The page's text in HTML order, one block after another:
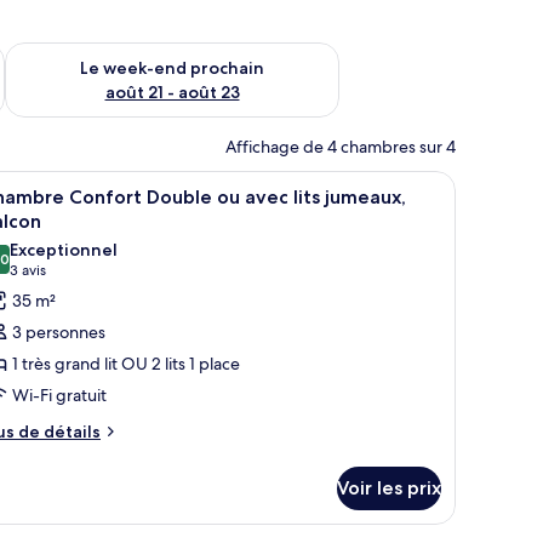
août 14 - août 16
Le week-end prochain
août 21 - août 23
Vérifier la disponibilité pour le week-end prochain août 21 -
Affichage de 4 chambres sur 4
accroché au mur.
jumeaux, balcon | Literie de qualité supérieure, coffres-forts dans les
:
Une chambre d’hôtel avec un lit, un
9
Confort Double ou avec lits jumeaux,
sur 10
Exceptionnel
3 avis
(3 avis)
35 m²
3 personnes
1 très grand lit OU 2 lits 1 place
Wi-Fi gratuit
de détails
Voir les prix